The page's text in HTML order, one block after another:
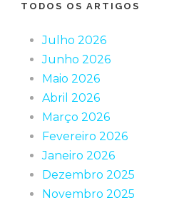
TODOS OS ARTIGOS
Julho 2026
Junho 2026
Maio 2026
Abril 2026
Março 2026
Fevereiro 2026
Janeiro 2026
Dezembro 2025
Novembro 2025